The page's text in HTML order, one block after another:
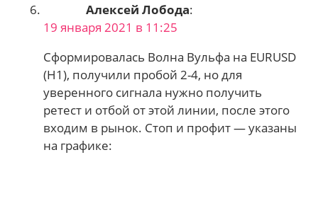
Алексей Лобода:
19 января 2021 в 11:25
Сформировалась Волна Вульфа на EURUSD
(H1), получили пробой 2-4, но для
уверенного сигнала нужно получить
ретест и отбой от этой линии, после этого
входим в рынок. Стоп и профит — указаны
на графике: